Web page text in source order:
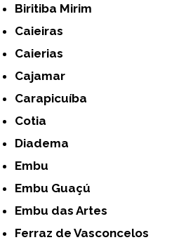
Biritiba Mirim
Caieiras
Caierias
Cajamar
Carapicuíba
Cotia
Diadema
Embu
Embu Guaçú
Embu das Artes
Ferraz de Vasconcelos